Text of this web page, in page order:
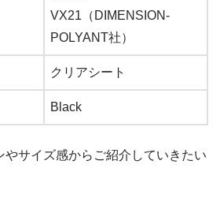
VX21（DIMENSION-
POLYANT社）
クリアシート
Black
やサイズ感からご紹介していきたい